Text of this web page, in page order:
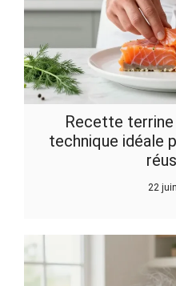
Recette terrine
technique idéale
22